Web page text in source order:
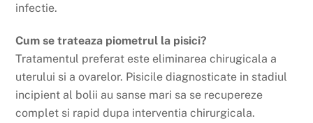
infectie.
Cum se trateaza piometrul la pisici?
Tratamentul preferat este eliminarea chirugicala a
uterului si a ovarelor. Pisicile diagnosticate in stadiul
incipient al bolii au sanse mari sa se recupereze
complet si rapid dupa interventia chirurgicala.